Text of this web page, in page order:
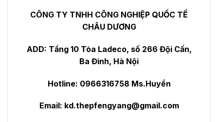
CÔNG TY TNHH CÔNG NGHIỆP QUỐC TẾ
CHÂU DƯƠNG
ADD: Tầng 10 Tòa Ladeco, số 266 Đội Cấn,
Ba Đình, Hà Nội
Hotline: 0966316758 Ms.Huyền
Email: kd.thepfengyang@gmail.com